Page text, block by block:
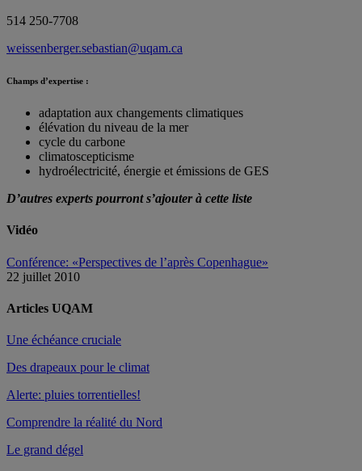
514 250-7708
weissenberger.sebastian@uqam.ca
Champs d’expertise :
adaptation aux changements climatiques
élévation du niveau de la mer
cycle du carbone
climatoscepticisme
hydroélectricité, énergie et émissions de GES
D’autres experts pourront s’ajouter à cette liste
Vidéo
Conférence: «Perspectives de l’après Copenhague»
22 juillet 2010
Articles UQAM
Une échéance cruciale
Des drapeaux pour le climat
Alerte: pluies torrentielles!
Comprendre la réalité du Nord
Le grand dégel